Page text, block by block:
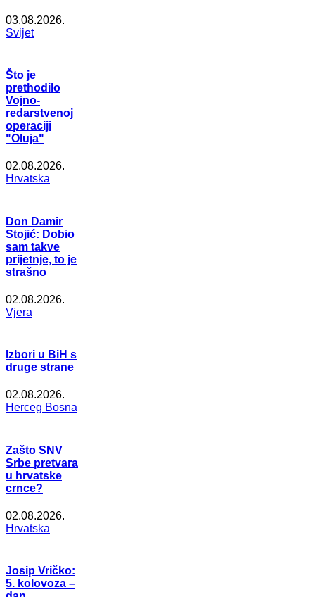
03.08.2026.
Svijet
Što je
prethodilo
Vojno-
redarstvenoj
operaciji
"Oluja"
02.08.2026.
Hrvatska
Don Damir
Stojić: Dobio
sam takve
prijetnje, to je
strašno
02.08.2026.
Vjera
Izbori u BiH s
druge strane
02.08.2026.
Herceg Bosna
Zašto SNV
Srbe pretvara
u hrvatske
crnce?
02.08.2026.
Hrvatska
Josip Vričko:
5. kolovoza –